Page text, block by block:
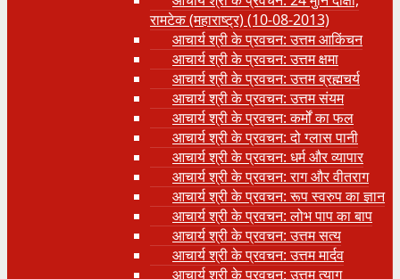
रामटेक (महाराष्ट्र) (10-08-2013)
आचार्य श्री के प्रवचन: उत्तम आकिंचन
आचार्य श्री के प्रवचन: उत्तम क्षमा
आचार्य श्री के प्रवचन: उत्तम ब्रह्मचर्य
आचार्य श्री के प्रवचन: उत्तम संयम
आचार्य श्री के प्रवचन: कर्मों का फल
आचार्य श्री के प्रवचन: दो ग्लास पानी
आचार्य श्री के प्रवचन: धर्म और व्यापार
आचार्य श्री के प्रवचन: राग और वीतराग
आचार्य श्री के प्रवचन: रूप स्वरुप का ज्ञान
आचार्य श्री के प्रवचन: लोभ पाप का बाप
आचार्य श्री के प्रवचन: उत्तम सत्य
आचार्य श्री के प्रवचन: उत्तम मार्दव
आचार्य श्री के प्रवचन: उत्तम त्याग